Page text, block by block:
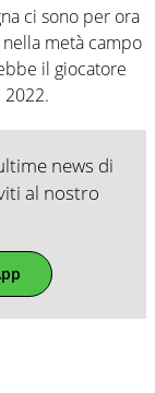
ci sono per ora
metà campo
il giocatore
news di
al nostro